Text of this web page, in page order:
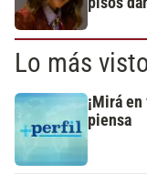
Lo más
¡Mirá
piensa